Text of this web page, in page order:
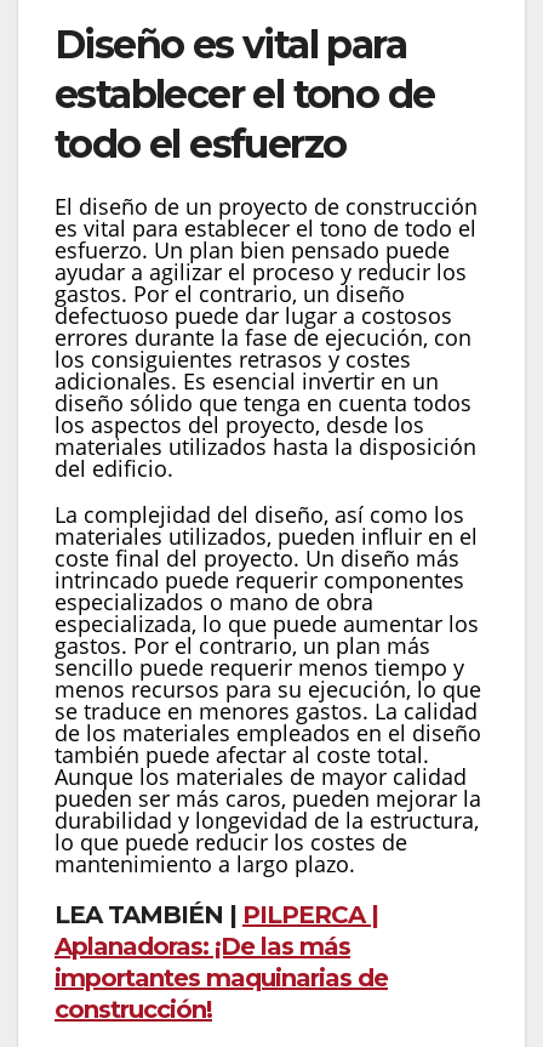
Diseño es vital para
establecer el tono de
todo el esfuerzo
El diseño de un proyecto de construcción
es vital para establecer el tono de todo el
esfuerzo. Un plan bien pensado puede
ayudar a agilizar el proceso y reducir los
gastos. Por el contrario, un diseño
defectuoso puede dar lugar a costosos
errores durante la fase de ejecución, con
los consiguientes retrasos y costes
adicionales. Es esencial invertir en un
diseño sólido que tenga en cuenta todos
los aspectos del proyecto, desde los
materiales utilizados hasta la disposición
del edificio.
La complejidad del diseño, así como los
materiales utilizados, pueden influir en el
coste final del proyecto. Un diseño más
intrincado puede requerir componentes
especializados o mano de obra
especializada, lo que puede aumentar los
gastos. Por el contrario, un plan más
sencillo puede requerir menos tiempo y
menos recursos para su ejecución, lo que
se traduce en menores gastos. La calidad
de los materiales empleados en el diseño
también puede afectar al coste total.
Aunque los materiales de mayor calidad
pueden ser más caros, pueden mejorar la
durabilidad y longevidad de la estructura,
lo que puede reducir los costes de
mantenimiento a largo plazo.
LEA TAMBIÉN | PILPERCA |
Aplanadoras: ¡De las más
importantes maquinarias de
construcción!